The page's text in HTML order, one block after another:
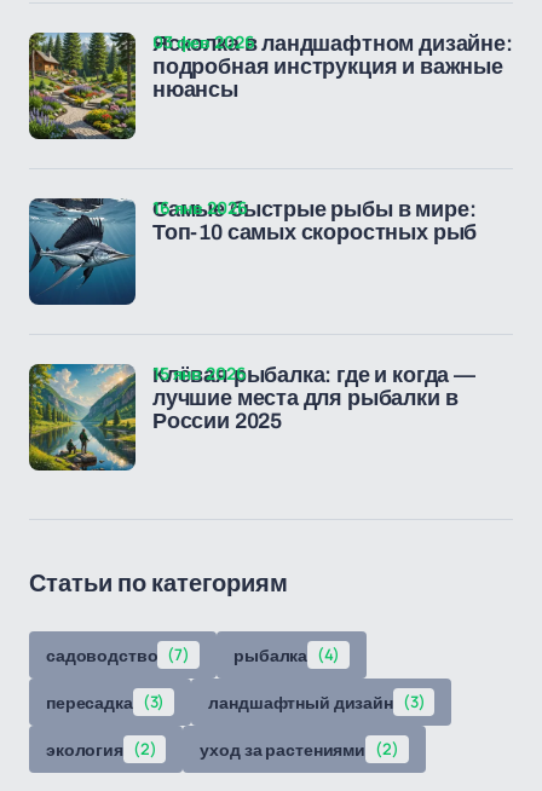
Ясколка в ландшафтном дизайне:
подробная инструкция и важные
нюансы
03 фев 2026
Самые быстрые рыбы в мире:
Топ-10 самых скоростных рыб
16 янв 2026
Клёвая рыбалка: где и когда —
лучшие места для рыбалки в
России 2025
15 янв 2026
Статьи по категориям
садоводство (7) рыбалка (4)
пересадка (3) ландшафтный дизайн (3)
экология (2) уход за растениями (2)